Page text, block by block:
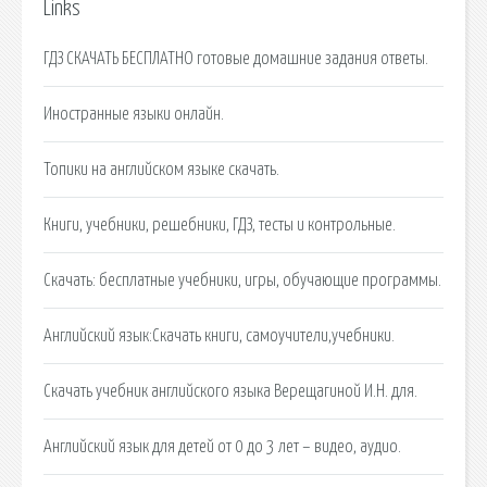
Links
ГДЗ СКАЧАТЬ БЕСПЛАТНО готовые домашние задания ответы.
Иностранные языки онлайн.
Топики на английском языке скачать.
Книги, учебники, решебники, ГДЗ, тесты и контрольные.
Скачать: бесплатные учебники, игры, обучающие программы.
Английский язык:Cкачать книги, самоучители,учебники.
Скачать учебник английского языка Верещагиной И.Н. для.
Английский язык для детей от 0 до 3 лет – видео, аудио.